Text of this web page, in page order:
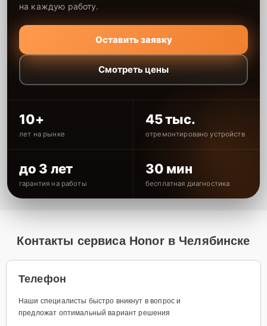
на каждую работу.
Оставить заявку
Смотреть цены
10+
лет на рынке
45 тыс.
отремонтировано устройств
до 3 лет
гарантия на работы
30 мин
бесплатная диагностика
Контакты сервиса Honor в Челябинске
Телефон
Наши специалисты быстро вникнут в вопрос и
предложат оптимальный вариант решения